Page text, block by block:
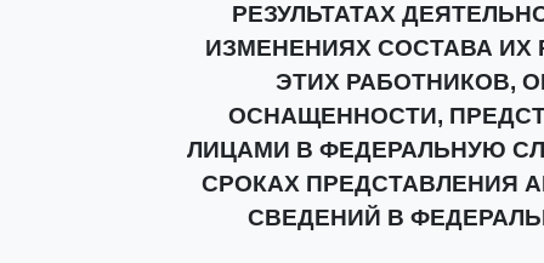
РЕЗУЛЬТАТАХ
ИЗМЕНЕНИЯХ СОСТАВА ИХ
ЭТИХ РАБОТНИКОВ,
ОСНАЩЕННОСТИ,
ЛИЦАМИ В ФЕДЕРАЛЬНУЮ
СРОКАХ ПРЕДСТАВЛЕНИЯ
СВЕДЕНИЙ В